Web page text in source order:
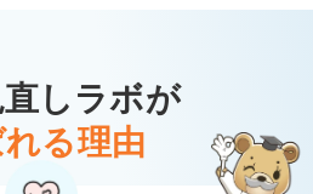
しラボが
る理由